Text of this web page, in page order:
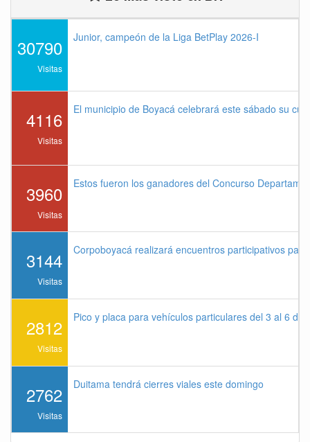
30790
Visitas
Junior, campeón de la Liga BetPlay 2026-I
4116
Visitas
El municipio de Boyacá celebrará este sábado su
3960
Visitas
Estos fueron los ganadores del Concurso
3144
Visitas
Corpoboyacá realizará encuentros participativos
2812
Visitas
Pico y placa para vehículos particulares del 3 al 6 de
2762
Visitas
Duitama tendrá cierres viales este domingo